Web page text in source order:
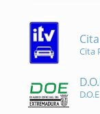
Cita